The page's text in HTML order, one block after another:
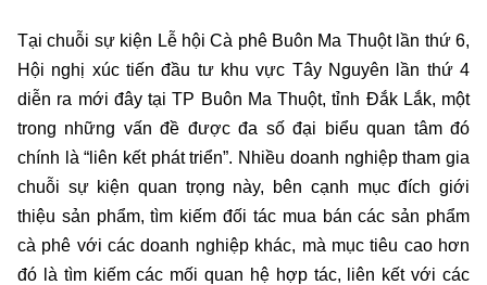
Tại chuỗi sự kiện Lễ hội Cà phê Buôn Ma Thuột lần thứ 6,
Hội nghị xúc tiến đầu tư khu vực Tây Nguyên lần thứ 4
diễn ra mới đây tại TP Buôn Ma Thuột, tỉnh Đắk Lắk, một
trong những vấn đề được đa số đại biểu quan tâm đó
chính là “liên kết phát triển”. Nhiều doanh nghiệp tham gia
chuỗi sự kiện quan trọng này, bên cạnh mục đích giới
thiệu sản phẩm, tìm kiếm đối tác mua bán các sản phẩm
cà phê với các doanh nghiệp khác, mà mục tiêu cao hơn
đó là tìm kiếm các mối quan hệ hợp tác, liên kết với các